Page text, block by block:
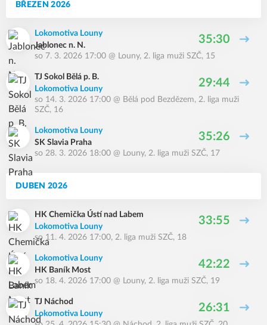
BŘEZEN 2026
Lokomotiva Louny
Jablonec n. N.
35:30
so 7. 3. 2026 17:00 @ Louny, 2. liga muži SZČ, 15
TJ Sokol Bělá p. B.
Lokomotiva Louny
29:44
so 14. 3. 2026 17:00 @ Bělá pod Bezdězem, 2. liga muži
SZČ, 16
Lokomotiva Louny
SK Slavia Praha
35:26
so 28. 3. 2026 18:00 @ Louny, 2. liga muži SZČ, 17
DUBEN 2026
HK Chemička Ústí nad Labem
Lokomotiva Louny
33:55
so 11. 4. 2026 17:00, 2. liga muži SZČ, 18
Lokomotiva Louny
HK Baník Most
42:22
so 18. 4. 2026 17:00 @ Louny, 2. liga muži SZČ, 19
TJ Náchod
Lokomotiva Louny
26:31